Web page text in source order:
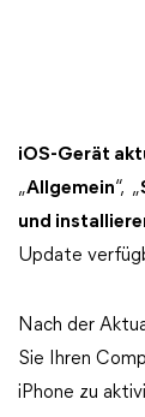
iOS-Gerät
„Allgemein“, „
und
Update
Nach der
Sie Ihren
iPhone zu